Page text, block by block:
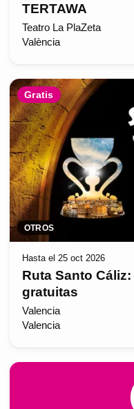
TERTAWA
Teatro La PlaZeta
València
Gratis
OTROS
Hasta el 25 oct 2026
Ruta Santo
gratuitas
Valencia
Valencia